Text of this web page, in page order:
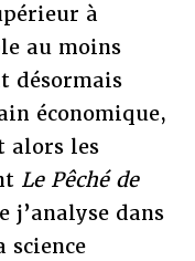
à
au moins
désormais
économique,
alors les
Le Pêché de
j’analyse dans
science